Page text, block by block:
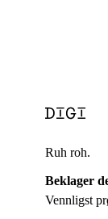
Ruh roh.
Beklager
Vennligst